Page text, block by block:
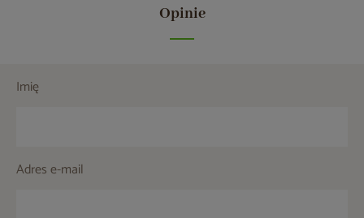
Opinie
Imię
Adres e-mail